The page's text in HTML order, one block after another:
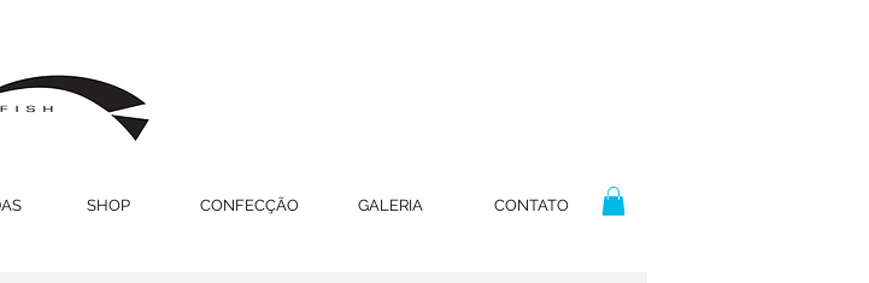
SHOP CONFECÇÃO GALERIA CONTATO